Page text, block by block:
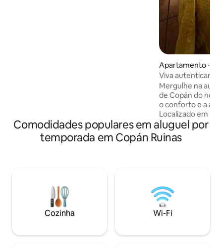
Apartamento ⋅
s
Viva
Mergulhe na
de Copán do
o conforto e a
Localizado em
apenas 5
do Parque das
minutos do
como viajantes individuais.
experiência
Comodidades populares em aluguel por
temporada em Copán Ruinas
Cozinha Wi-Fi